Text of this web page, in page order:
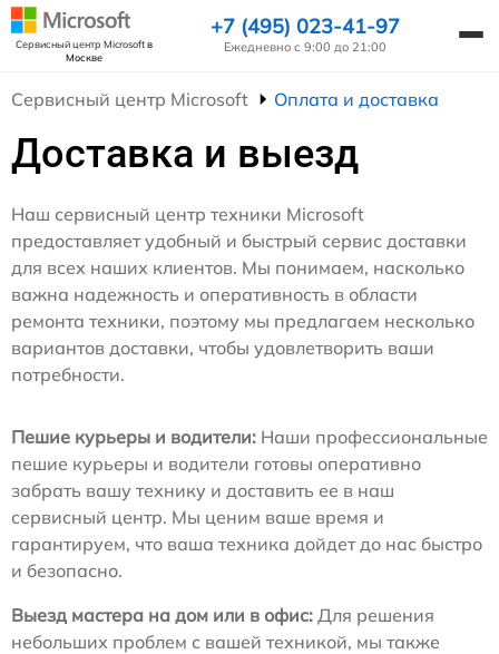
Сервисный центр Microsoftв
Москве
+7 (495) 023-41-97
Ежедневно с 9:00 до 21:00
Сервисный центр Microsoft Оплата и доставка
Доставка и выезд
Наш сервисный центр техники Microsoft
предоставляет удобный и быстрый сервис доставки
для всех наших клиентов. Мы понимаем, насколько
важна надежность и оперативность в области
ремонта техники, поэтому мы предлагаем несколько
вариантов доставки, чтобы удовлетворить ваши
потребности.
Пешие курьеры и водители: Наши профессиональные
пешие курьеры и водители готовы оперативно
забрать вашу технику и доставить ее в наш
сервисный центр. Мы ценим ваше время и
гарантируем, что ваша техника дойдет до нас быстро
и безопасно.
Выезд мастера на дом или в офис: Для решения
небольших проблем с вашей техникой, мы также